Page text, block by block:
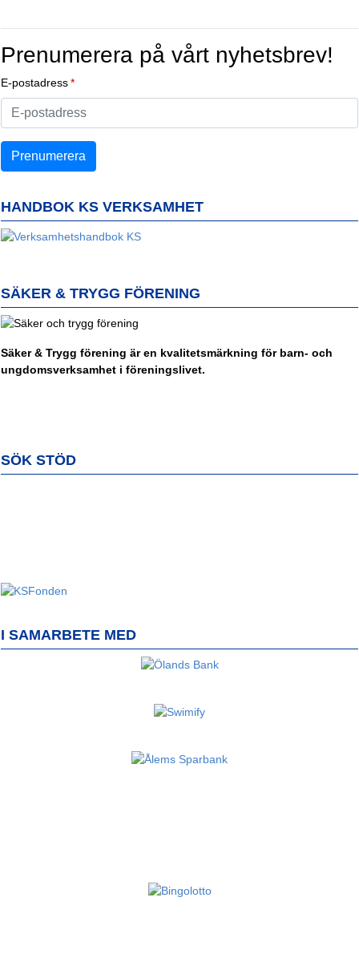
Prenumerera på vårt nyhetsbrev!
E-postadress
HANDBOK KS VERKSAMHET
SÄKER & TRYGG FÖRENING
Säker & Trygg förening är en kvalitetsmärkning för barn- och
ungdomsverksamhet i föreningslivet.
SÖK STÖD
I SAMARBETE MED